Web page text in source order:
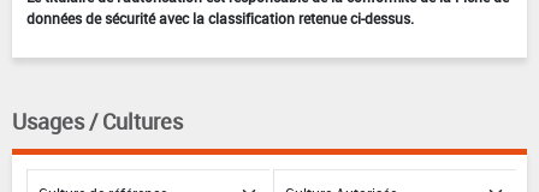
données de sécurité avec la classification retenue ci-dessus.
Usages / Cultures